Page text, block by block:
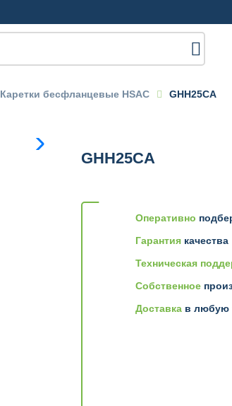

Каретки бесфланцевые HSAC GHH25CA
GHH25CA
Оперативно
Гарантия качества
Техническая
Собственное
Доставка в любую